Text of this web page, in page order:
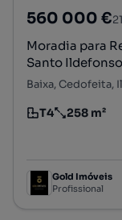
560 000 €
Moradia para
Santo
Tipologia
T4
Preço por metro
258 m²
Gold Imóveis
Profissional